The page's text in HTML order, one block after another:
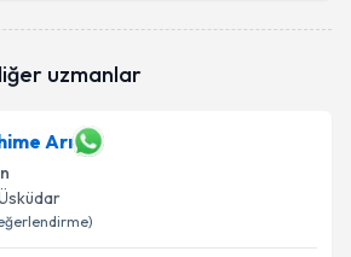
randevu almanız için bir takvim
uzmanlar
Arı